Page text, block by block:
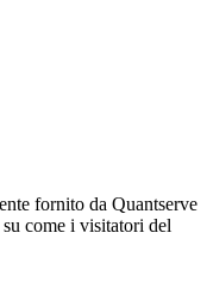
fornito da Quantserve
come i visitatori del